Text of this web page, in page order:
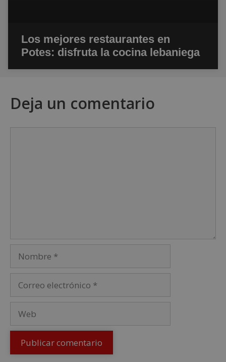
Los mejores restaurantes en
Potes: disfruta la cocina lebaniega
Deja un comentario